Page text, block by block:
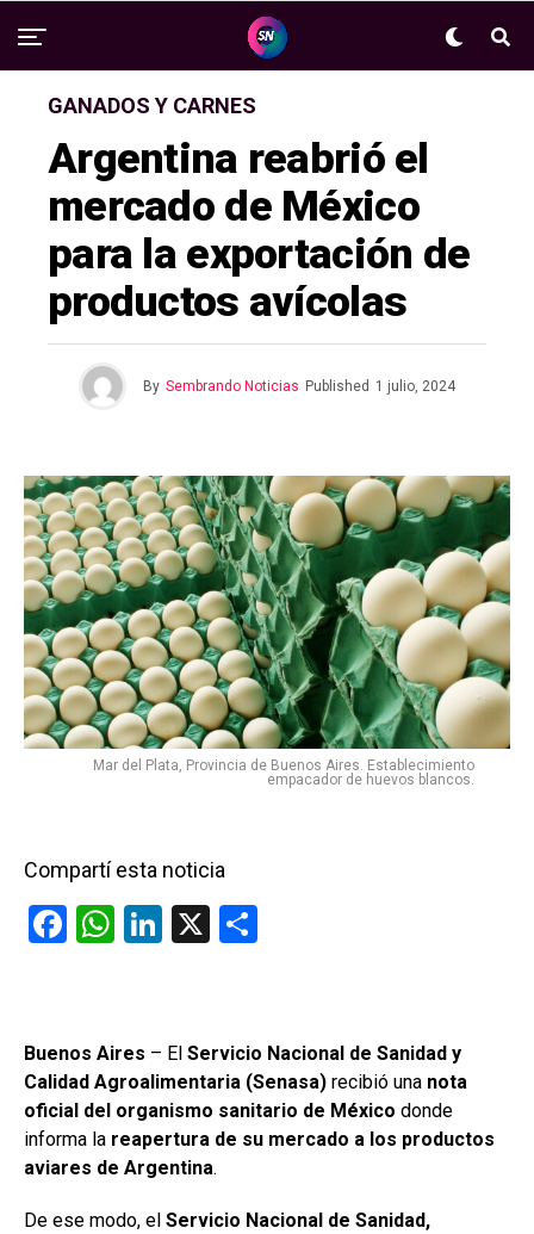
GANADOS Y CARNES
Argentina reabrió el
mercado de México
para la exportación de
productos avícolas
By Sembrando Noticias Published 1 julio, 2024
Mar del Plata, Provincia de Buenos Aires. Establecimiento
empacador de huevos blancos.
Compartí esta noticia
F
b
o
o
k
W
s
A
p
p
Li
dI
n
X
p
ar
tir
Buenos Aires – El Servicio Nacional de Sanidad y
Calidad Agroalimentaria (Senasa) recibió una nota
oficial del organismo sanitario de México donde
informa la reapertura de su mercado a los productos
aviares de Argentina.
De ese modo, el Servicio Nacional de Sanidad,